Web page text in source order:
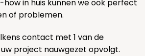
how in huis kunnen we ook perfect
of problemen.
contact met 1 van de
project nauwgezet opvolgt.